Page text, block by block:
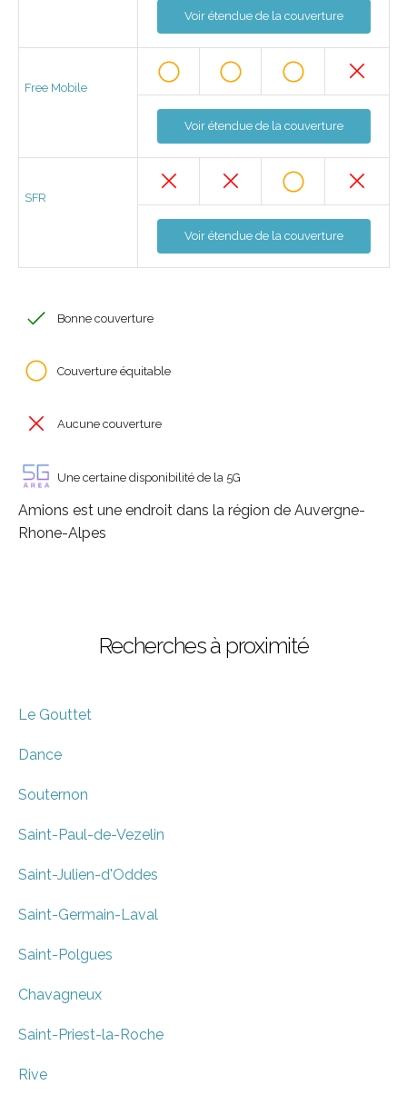
Voir étendue de la couverture
Free Mobile
Voir étendue de la couverture
SFR
Voir étendue de la couverture
Bonne couverture
Couverture équitable
Aucune couverture
Une certaine disponibilité de la 5G
Amions est une endroit dans la région de Auvergne-
Rhone-Alpes
Recherches à proximité
Le Gouttet
Dance
Souternon
Saint-Paul-de-Vezelin
Saint-Julien-d'Oddes
Saint-Germain-Laval
Saint-Polgues
Chavagneux
Saint-Priest-la-Roche
Rive